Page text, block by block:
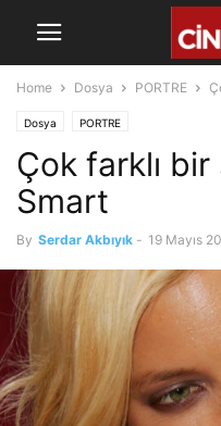
Home Dosya PORTRE
Dosya PORTRE
Çok farklı bir
Smart
By Serdar Akbıyık - 19 Mayıs